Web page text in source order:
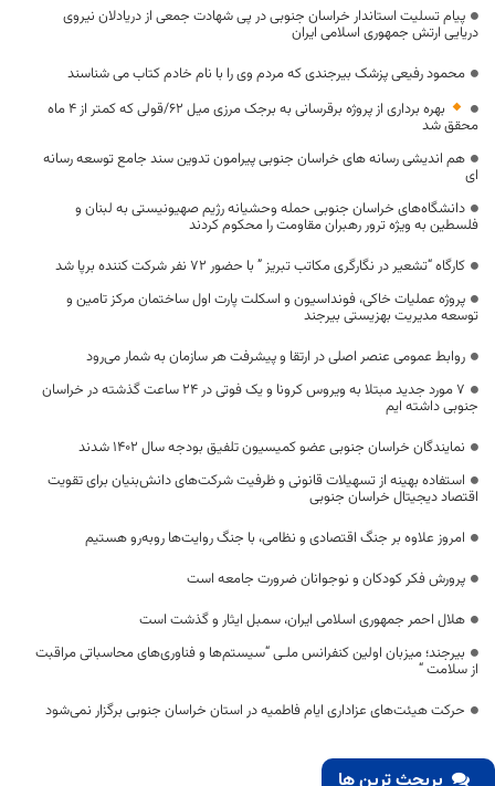
پیام تسلیت استاندار خراسان جنوبی در پی شهادت جمعی از دریادلان نیروی
دریایی ارتش جمهوری اسلامی ایران
محمود رفیعی پزشک بیرجندی که مردم وی را با نام خادم کتاب می شناسند
بهره برداری از پروژه برقرسانی به برجک مرزی میل ۶۲/قولی که کمتر از ۴ ماه
محقق شد
هم اندیشی رسانه های خراسان جنوبی پیرامون تدوین سند جامع توسعه رسانه
ای
دانشگاه‌های خراسان جنوبی حمله وحشیانه رژیم صهیونیستی به لبنان و
فلسطین به ویژه ترور رهبران مقاومت را محکوم کردند
کارگاه “تشعیر در نگارگری مکاتب تبریز ” با حضور 72 نفر شرکت کننده برپا شد
پروژه عملیات خاکی، فونداسیون و اسکلت پارت اول ساختمان مرکز تامین و
توسعه مدیریت بهزیستی بیرجند
روابط عمومی عنصر اصلی در ارتقا و پیشرفت هر سازمان به شمار می‌رود
7 مورد جدید مبتلا به ویروس کرونا و یک فوتی در 24 ساعت گذشته در خراسان
جنوبی داشته ایم
نمایندگان خراسان جنوبی عضو کمیسیون تلفیق بودجه سال 1402 شدند
استفاده بهینه از تسهیلات قانونی و ظرفیت شرکت‌های دانش‌بنیان برای تقویت
اقتصاد دیجیتال خراسان جنوبی
امروز علاوه بر جنگ اقتصادی و نظامی، با جنگ روایت‌ها روبه‌رو هستیم
پرورش فکر کودکان و نوجوانان ضرورت جامعه است
هلال احمر جمهوری اسلامی ایران، سمبل ایثار و گذشت است
بیرجند؛ میزبان اولین کنفرانس ملـی “سیستم‌ها و فناوری‌های محاسباتی مراقبت
از سلامت “
حرکت هیئت‌های عزاداری ایام فاطمیه در استان خراسان جنوبی برگزار نمی‌شود